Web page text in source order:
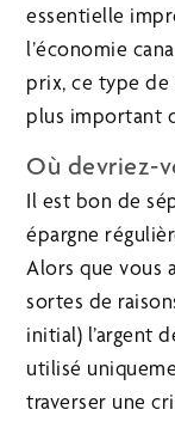
essentielle
l’économie
prix, ce type
plus important
Où devriez-
Il est bon de
épargne
Alors que vous
sortes de
initial) l’argent
utilisé
traverser une